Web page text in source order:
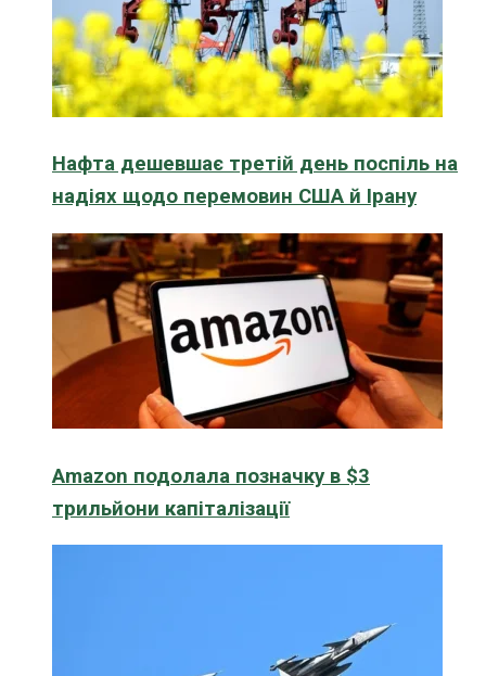
Нафта дешевшає третій день поспіль на
надіях щодо перемовин США й Ірану
Amazon подолала позначку в $3
трильйони капіталізації